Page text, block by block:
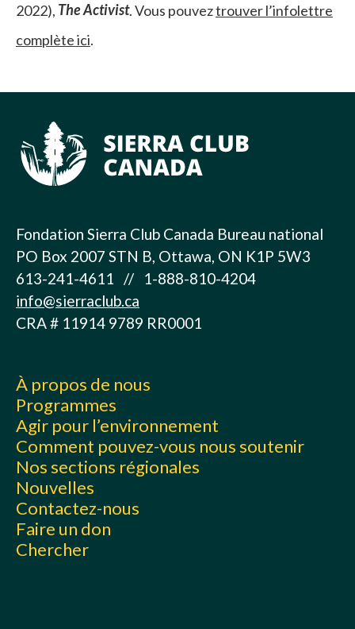
2022), The Activist. Vous pouveztrouver l’infolettre
complète ici.
Fondation Sierra Club Canada Bureau national
PO Box 2007 STN B, Ottawa, ON K1P 5W3
613-241-4611 // 1-888-810-4204
info@sierraclub.ca
CRA # 11914 9789 RR0001
À propos de nous
Programmes
Agir pour l’environnement
Comment pouvez-vous nous soutenir
Nos sections régionales
Nouvelles
Contactez-nous
Faire un don
Chercher